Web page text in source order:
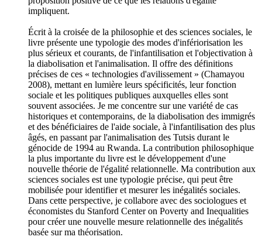
impliquent.
Écrit à la croisée de la philosophie et des sciences sociales, le
livre présente une typologie des modes d'infériorisation les
plus sérieux et courants, de l'infantilisation et l'objectivation à
la diabolisation et l'animalisation. Il offre des définitions
précises de ces « technologies d'avilissement » (Chamayou
2008), mettant en lumière leurs spécificités, leur fonction
sociale et les politiques publiques auxquelles elles sont
souvent associées. Je me concentre sur une variété de cas
historiques et contemporains, de la diabolisation des immigrés
et des bénéficiaires de l'aide sociale, à l'infantilisation des plus
âgés, en passant par l'animalisation des Tutsis durant le
génocide de 1994 au Rwanda. La contribution philosophique
la plus importante du livre est le développement d'une
nouvelle théorie de l'égalité relationnelle. Ma contribution aux
sciences sociales est une typologie précise, qui peut être
mobilisée pour identifier et mesurer les inégalités sociales.
Dans cette perspective, je collabore avec des sociologues et
économistes du Stanford Center on Poverty and Inequalities
pour créer une nouvelle mesure relationnelle des inégalités
basée sur ma théorisation.